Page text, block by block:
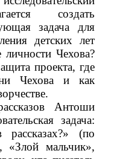
создать
задача для
детских лет
Чехова?
проекта, где
Чехова и как
Антоши
задача:
(по
«Злой мальчик»,